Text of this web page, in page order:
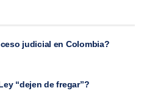
judicial en Colombia?
“dejen de fregar”?